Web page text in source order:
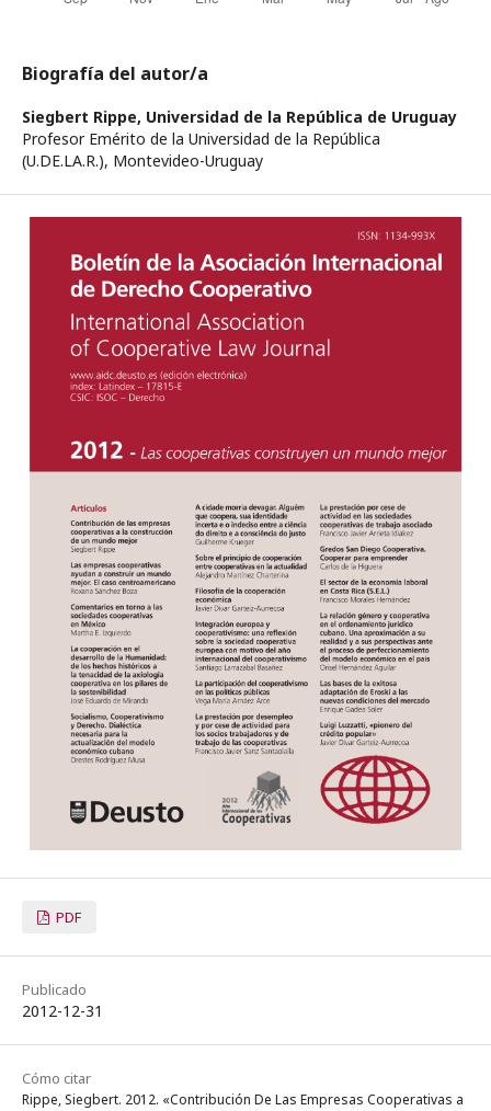
Biografía del autor/a
Siegbert Rippe, Universidad de la República de Uruguay
Profesor Emérito de la Universidad de la República
(U.DE.LA.R.), Montevideo-Uruguay
PDF
Publicado
2012-12-31
Cómo citar
Rippe, Siegbert. 2012. «Contribución De Las Empresas Cooperativas a